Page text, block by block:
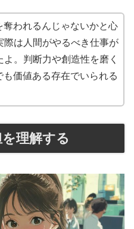
奪われるんじゃないかと心
際は人間がやるべき仕事が
よ。判断力や創造性を磨く
も価値ある存在でいられる
理解する